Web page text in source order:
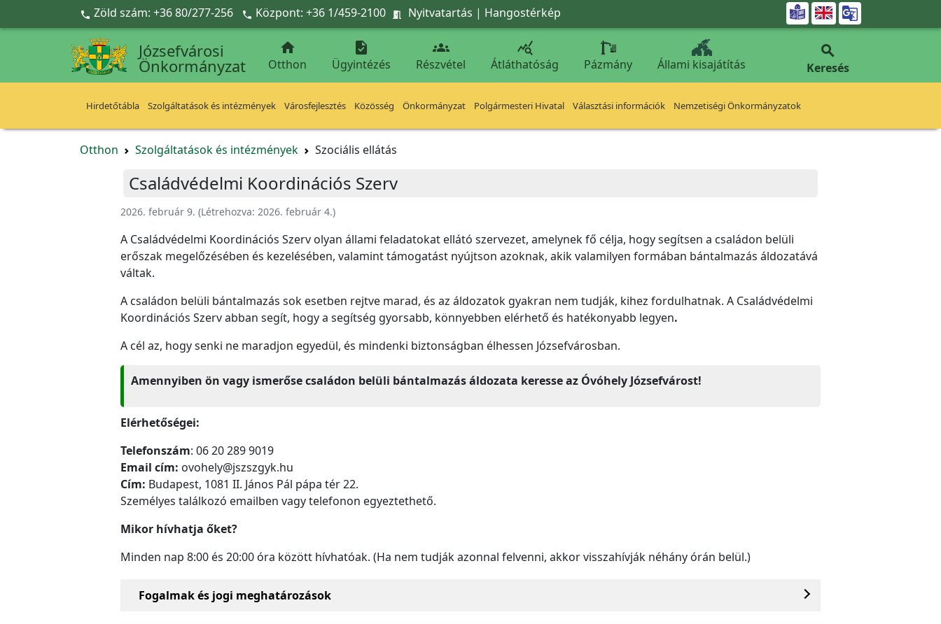
Ugrás a fő tartalomra
 Zöld szám: +36 80/277-256  Központ: +36 1/459-2100  Nyitvatartás | Hangostérkép 
Józsefvárosi
Önkormányzat

Otthon

Ügyintézés

Részvétel

Átláthatóság Pázmány Állami kisajátítás

Keresés
Hirdetőtábla Szolgáltatások és intézmények Városfejlesztés Közösség Önkormányzat Polgármesteri Hivatal Választási információk Nemzetiségi Önkormányzatok
Otthon Szolgáltatások és intézmények Szociális ellátás
Családvédelmi Koordinációs Szerv
2026. február 9. (Létrehozva: 2026. február 4.)
A Családvédelmi Koordinációs Szerv olyan állami feladatokat ellátó szervezet, amelynek fő célja, hogy segítsen a családon belüli
erőszak megelőzésében és kezelésében, valamint támogatást nyújtson azoknak, akik valamilyen formában bántalmazás áldozatává
váltak.
A családon belüli bántalmazás sok esetben rejtve marad, és az áldozatok gyakran nem tudják, kihez fordulhatnak. A Családvédelmi
Koordinációs Szerv abban segít, hogya segítség gyorsabb, könnyebben elérhető és hatékonyabb legyen.
A cél az, hogy senki ne maradjon egyedül, és mindenki biztonságban élhessen Józsefvárosban.
Amennyiben ön vagy ismerőse családon belüli bántalmazás áldozata keresse az Óvóhely Józsefvárost!
Elérhetőségei:
Telefonszám: 06 20 289 9019
Email cím: ovohely@jszszgyk.hu
Cím: Budapest, 1081 II. János Pál pápa tér 22.
Személyes találkozó emailben vagy telefonon egyeztethető.
Mikor hívhatja őket?
Minden nap 8:00 és 20:00 óra között hívhatóak. (Ha nem tudják azonnal felvenni, akkor visszahívják néhány órán belül.)
Fogalmak és jogi meghatározások